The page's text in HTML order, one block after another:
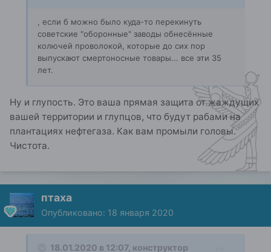
, если б можно было куда-то перекинуть
советские "оборонные" заводы обнесённые
колючей проволокой, которые до сих пор
выпускают смертоносные товары... все эти 35
лет.
Ну и глупость. Это ваша прямая защита от жаждущих
вашей территории и глупцов, что будут рабами на
плантациях нефтегаза. Как вам промыли головы.
Чистота.
птаха
Опубликовано: 18 января 2020
18.01.2020 в 12:07, конструктор